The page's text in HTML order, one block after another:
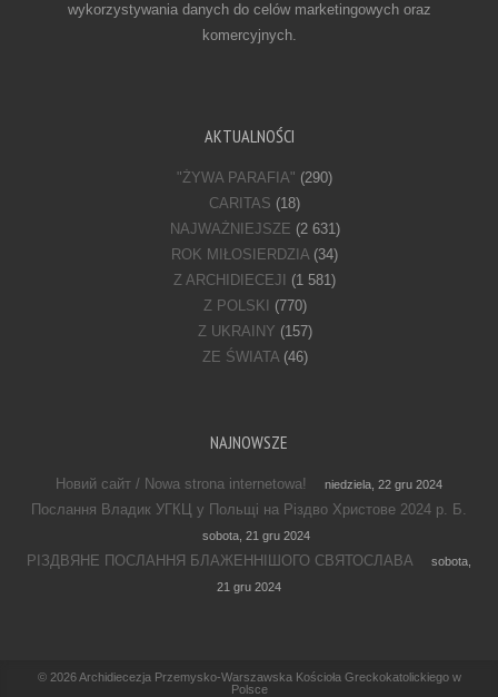
wykorzystywania danych do celów marketingowych oraz
komercyjnych.
AKTUALNOŚCI
"ŻYWA PARAFIA" (290)
CARITAS (18)
NAJWAŻNIEJSZE (2 631)
ROK MIŁOSIERDZIA(34)
Z ARCHIDIECEJI
(1 581)
Z POLSKI
(770)
Z UKRAINY (157)
ZE ŚWIATA(46)
NAJNOWSZE
Новий сайт / Nowa strona internetowa! niedziela, 22 gru 2024
Послання Владик УГКЦ у Польщі на Різдво Христове 2024 р. Б.
sobota, 21 gru 2024
РІЗДВЯНЕ ПОСЛАННЯ БЛАЖЕННІШОГО СВЯТОСЛАВА
sobota,
21 gru 2024
© 2026Archidiecezja Przemysko-Warszawska Kościoła Greckokatolickiego w
Polsce